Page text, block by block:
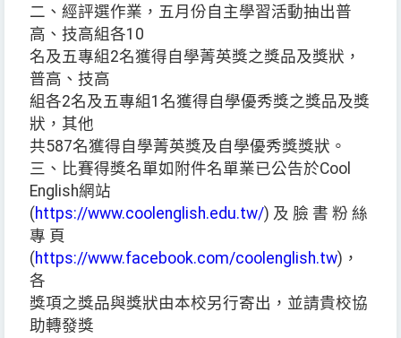
二、經評選作業，五月份自主學習活動抽出普
高、技高組各10
名及五專組2名獲得自學菁英獎之獎品及獎狀，
普高、技高
組各2名及五專組1名獲得自學優秀獎之獎品及獎
狀，其他
共587名獲得自學菁英獎及自學優秀獎獎狀。
三、比賽得獎名單如附件名單業已公告於Cool
English網站
(https://www.coolenglish.edu.tw/) 及 臉 書 粉 絲
專 頁
(https://www.facebook.com/coolenglish.tw)，
各
獎項之獎品與獎狀由本校另行寄出，並請貴校協
助轉發獎